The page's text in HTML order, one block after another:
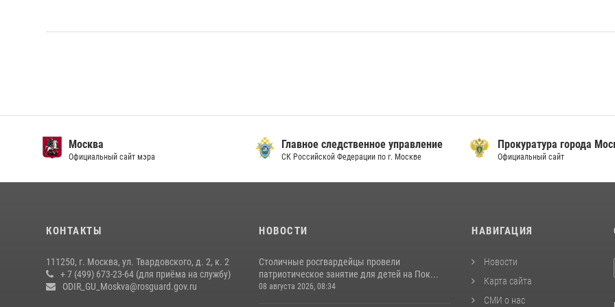
Москва
Официальный сайт мэра
Главное следственное управление
СК Российской Федерации по г. Москве
Прокуратура города
Официальный сайт
КОНТАКТЫ
111250, г. Москва, ул. Твардовского, д. 2, к. 2
+ 7 (499) 673-23-64 (для приёма на службу)
ODIR_GU_Moskva@rosguard.gov.ru
НОВОСТИ
Столичные росгвардейцы провели
патриотическое занятие для детей на Пок...
08 августа 2026, 08:34
НАВИГАЦИЯ
Новости
Карта сайта
СМИ о нас